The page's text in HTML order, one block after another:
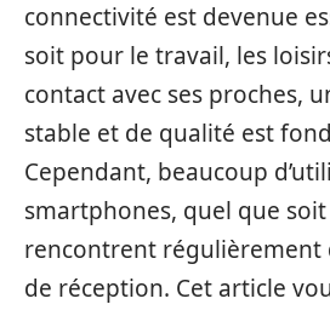
connectivité est devenue
soit pour le travail, les
contact avec ses proches,
stable et de qualité est
Cependant, beaucoup
smartphones, quel que
rencontrent régulièrement
de réception. Cet article